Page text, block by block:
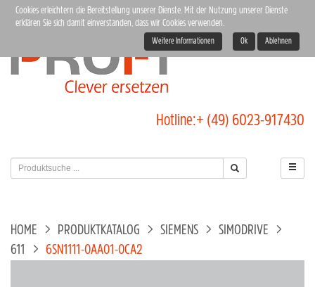
Hotline:+ (49) 6023-917430
HOME PRODUKTKATALOG SIEMENS
SIMODRIVE
611
6SN1111-0AA01-0CA2
Cookies erleichtern die Bereitstellung unserer Dienste. Mit der Nutzung unserer Dienste
erklären Sie sich damit einverstanden, dass wir Cookies verwenden.
Weitere Informationen Ok Ablehnen